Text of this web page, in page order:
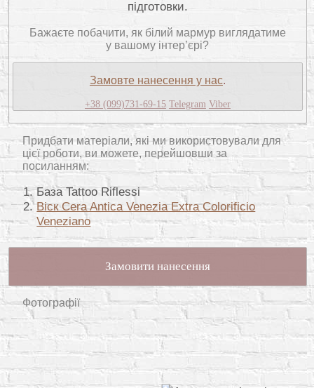
підготовки.
Бажаєте побачити, як білий мармур виглядатиме
у вашому інтер’єрі?
Замовте нанесення у нас.
+38 (099)731-69-15 Telegram Viber
Придбати матеріали, які ми використовували для
цієї роботи, ви можете, перейшовши за
посиланням:
База Tattoo Riflessi
Віск Cera Antica Venezia Extra Colorificio
Veneziano
Замовити нанесення
Фотографії